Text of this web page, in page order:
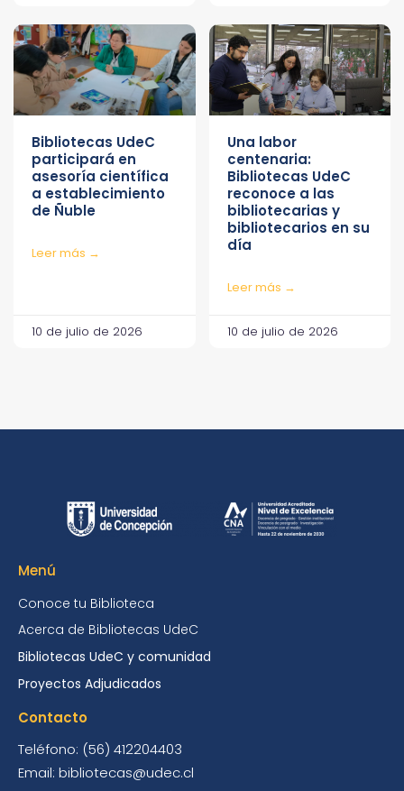
Bibliotecas UdeC
participará en
asesoría científica
a establecimiento
de Ñuble
Leer más →
10 de julio de 2026
Una labor
centenaria:
Bibliotecas UdeC
reconoce a las
bibliotecarias y
bibliotecarios en su
día
Leer más →
10 de julio de 2026
Menú
Conoce tu Biblioteca
Acerca de Bibliotecas UdeC
Bibliotecas UdeC y comunidad
Proyectos Adjudicados
Contacto
Teléfono: (56) 412204403
Email: bibliotecas@udec.cl